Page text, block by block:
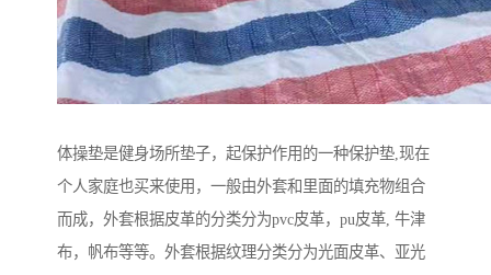
体操垫是健身场所垫子，起保护作用的一种保护垫,现在
个人家庭也买来使用，一般由外套和里面的填充物组合
而成，外套根据皮革的分类分为pvc皮革，pu皮革, 牛津
布，帆布等等。外套根据纹理分类分为光面皮革、亚光